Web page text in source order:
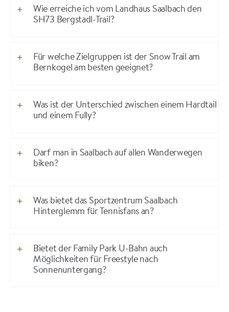
Wie erreiche ich vom Landhaus Saalbach den
SH73 Bergstadl-Trail?
Für welche Zielgruppen ist der Snow Trail am
Bernkogel am besten geeignet?
Was ist der Unterschied zwischen einem Hardtail
und einem Fully?
Darf man in Saalbach auf allen Wanderwegen
biken?
Was bietet das Sportzentrum Saalbach
Hinterglemm für Tennisfans an?
Bietet der Family Park U-Bahn auch
Möglichkeiten für Freestyle nach
Sonnenuntergang?